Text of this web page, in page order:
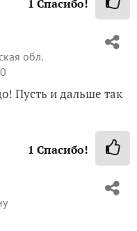
1 Спасибо!
обл.
Пусть и дальше так
1 Спасибо!